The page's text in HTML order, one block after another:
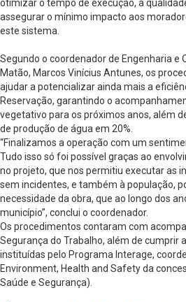
otimizar o tempo de execução, a
assegurar o mínimo impacto aos
este sistema.
Segundo o coordenador de Engenharia e
Matão, Marcos Vinícius Antunes, os
ajudar a potencializar ainda mais a
Reservação, garantindo o
vegetativo para os próximos anos, além
de produção de água em 20%.
“Finalizamos a operação com um
Tudo isso só foi possível graças ao
no projeto, que nos permitiu executar as
sem incidentes, e também à população,
necessidade da obra, que ao longo dos
município”, conclui o coordenador.
Os procedimentos contaram com
Segurança do Trabalho, além de cumprir
instituídas pelo Programa Interage,
Environment, Health and Safety da
Saúde e Segurança).